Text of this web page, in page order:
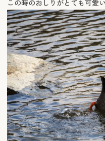
この時のおしりがとても可愛い